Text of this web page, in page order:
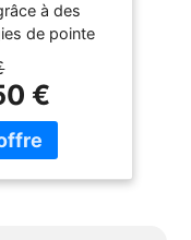
à des
de pointe
sur une
sur le cintre
matières et
€